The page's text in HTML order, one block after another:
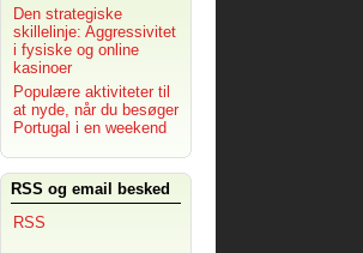
Den strategiske
skillelinje: Aggressivitet
i fysiske og online
kasinoer
Populære aktiviteter til
at nyde, når du besøger
Portugal i en weekend
RSS og email besked
RSS